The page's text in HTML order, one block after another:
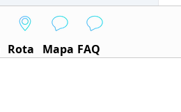
Rota Mapa FAQ